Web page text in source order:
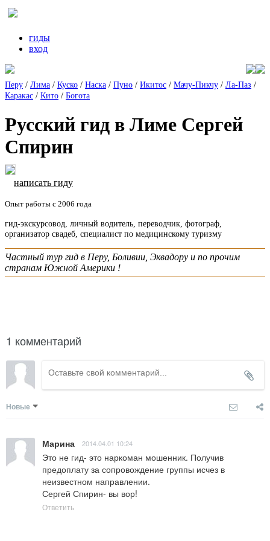
гиды
вход
Перу / Лима / Куско / Наска / Пуно / Икитос / Мачу-Пикчу / Ла-Паз /
Каракас / Кито / Богота
Русский гид в Лиме Сергей
Спирин
написать гиду
Опыт работы с 2006 года
гид-экскурсовод, личный водитель, переводчик, фотограф,
организатор свадеб, специалист по медицинскому туризму
Частный тур гид в Перу, Боливии, Эквадору и по прочим
странам Южной Америки !
1 комментарий
Новые
Марина 2014.04.01 10:24
Это не гид- это наркоман мошенник. Получив
предоплату за сопровождение группы исчез в
неизвестном направлении.
Сергей Спирин- вы вор!
Ответить